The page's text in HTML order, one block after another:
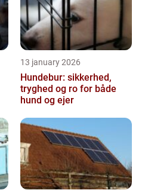
13 january 2026
Hundebur: sikkerhed,
tryghed og ro for både
hund og ejer